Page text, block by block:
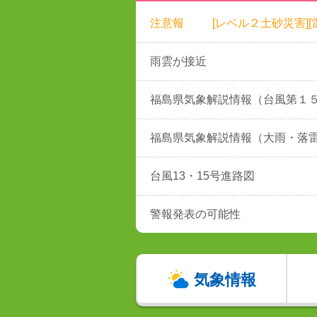
注意報 [レベル２土砂災害][
雨雲が接近
福島県気象解説情報（台風第１
福島県気象解説情報（大雨・落
台風13・15号進路図
警報発表の可能性
気象情報